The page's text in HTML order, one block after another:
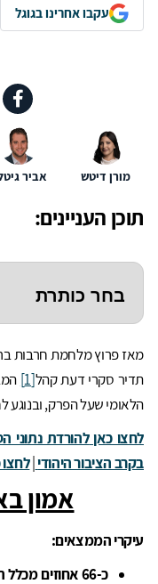
עקבו אחרינו בגוגל
מורן דיטש אביר
תוכן העניינים:
מאז פרוץ מלחמת חרבות
תדיר סקרי דעת קהל[1]
הלאומי שעל הפרק, ובנוגע
לחצו כאןלהורדת נתוני
בקרב הציבור היהודי |
אמון
עיקרי הממצאים:
כ-66 אחוזים